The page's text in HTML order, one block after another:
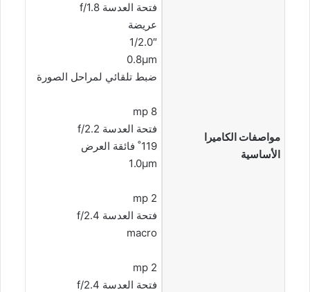
مواصفات الكاميرا
الأساسية
فتحة العدسة f/1.8
عريضة
1/2.0″
0.8µm
ضبط تلقائي لمراحل الصورة
8 mp
فتحة العدسة f/2.2
119˚ فائقة العرض
1.0µm
2 mp
فتحة العدسة f/2.4
macro
2 mp
فتحة العدسة f/2.4